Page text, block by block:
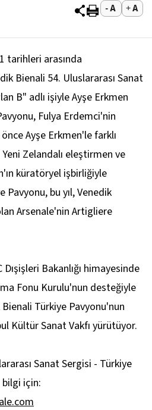
tarihleri arasında
Bienali 54. Uluslararası Sanat
B" adlı işiyle Ayşe Erkmen
Fulya Erdemci'nin
Ayşe Erkmen'le farklı
Zelandalı eleştirmen ve
küratöryel işbirliğiyle
bu yıl, Venedik
Arsenale'nin Artigliere
Bakanlığı himayesinde
Fonu Kurulu'nun desteğiyle
Türkiye Pavyonu'nun
Kültür Sanat Vakfı yürütüyor.
Sanat Sergisi - Türkiye
bilgi için: